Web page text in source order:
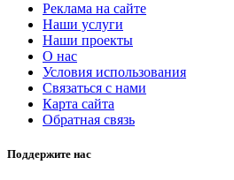
Реклама на сайте
Наши услуги
Наши проекты
О нас
Условия использования
Связаться с нами
Карта сайта
Обратная связь
Поддержите нас